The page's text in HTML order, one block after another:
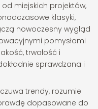
miejskich projektów,
klasyki,
nowoczesny wygląd
pomysłami
trwałość i
sprawdzana i
trendy, rozumie
dopasowane do